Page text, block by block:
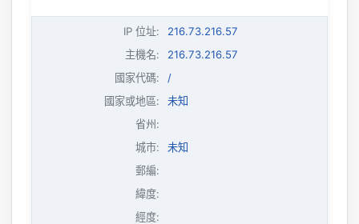
IP 位址:
216.73.216.57
主機名:
216.73.216.57
國家代碼:
/
國家或地區:
未知
省州:
城市:
未知
郵編:
緯度:
經度: